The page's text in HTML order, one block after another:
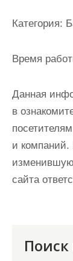
Категория:
Время
Данная
в
и компаний.
сайта
Поиск